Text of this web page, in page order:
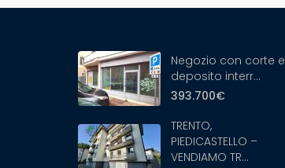
Negozio con corte e
deposito interr...
393.700€
TRENTO,
PIEDICASTELLO –
VENDIAMO TR...